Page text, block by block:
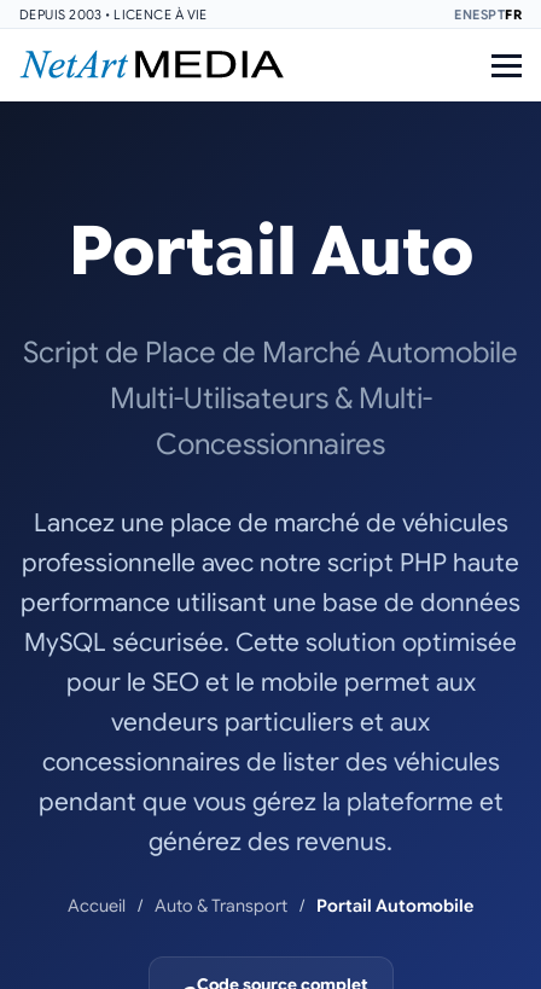
DEPUIS 2003 • LICENCE À VIE ENESPTFR
Portail Auto
Script de Place de Marché Automobile
Multi-Utilisateurs & Multi-
Concessionnaires
Lancez une place de marché de véhicules
professionnelle avec notre script PHP haute
performance utilisant une base de données
MySQL sécurisée. Cette solution optimisée
pour le SEO et le mobile permet aux
vendeurs particuliers et aux
concessionnaires de lister des véhicules
pendant que vous gérez la plateforme et
générez des revenus.
Accueil Auto & Transport Portail Automobile
Code source complet